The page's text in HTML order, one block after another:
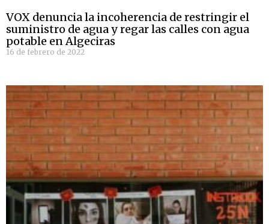
VOX denuncia la incoherencia de restringir el
suministro de agua y regar las calles con agua
potable en Algeciras
16 de febrero de 2022